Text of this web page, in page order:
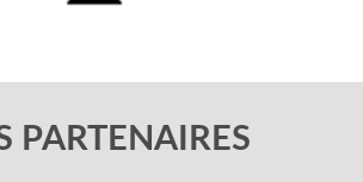
PARTENAIRES